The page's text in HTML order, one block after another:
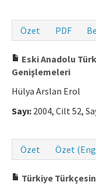
Özet
PDF
Eski Anadolu
Genişlemeleri
Hülya Arslan Erol
Sayı: 2004, Cilt 52,
Özet
Özet
Türkiye